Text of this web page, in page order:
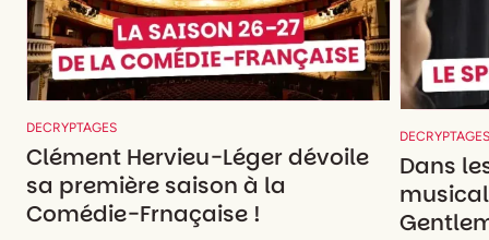
DECRYPTAGES
Clément Hervieu-Léger dévoile
sa première saison à la
Comédie-Frnaçaise !
Dans